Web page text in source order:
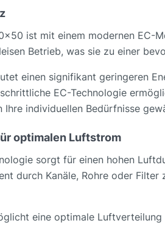
ist mit einem modernen
Betrieb, was sie zu einer
einen signifikant geringeren
EC-Technologie
individuellen Bedürfnisse
optimalen Luftstrom
sorgt für einen hohen
durch Kanäle, Rohre oder
eine optimale